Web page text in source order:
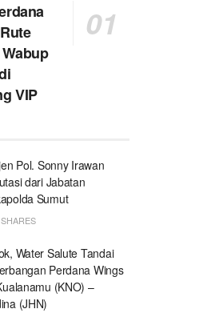
VIP
Pol. Sonny Irawan
dari Jabatan
Sumut
Water Salute Tandai
Perdana Wings
(KNO) –
(JHN)